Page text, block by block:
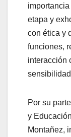
etapa y
con ética y
funciones,
interacción
Por su
y
Montañez,